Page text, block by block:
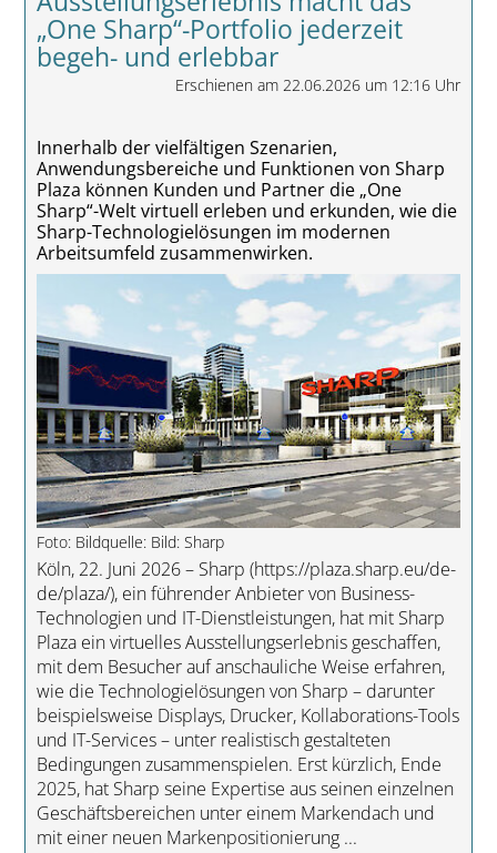
„One Sharp“-Portfolio jederzeit
begeh- und erlebbar
Erschienen am 22.06.2026 um 12:16 Uhr
Innerhalb der vielfältigen Szenarien,
Anwendungsbereiche und Funktionen von Sharp
Plaza können Kunden und Partner die „One
Sharp“-Welt virtuell erleben und erkunden, wie die
Sharp-Technologielösungen im modernen
Arbeitsumfeld zusammenwirken.
Foto: Bildquelle: Bild: Sharp
Köln, 22. Juni 2026 – Sharp (https://plaza.sharp.eu/de-
de/plaza/), ein führender Anbieter von Business-
Technologien und IT-Dienstleistungen, hat mit Sharp
Plaza ein virtuelles Ausstellungserlebnis geschaffen,
mit dem Besucher auf anschauliche Weise erfahren,
wie die Technologielösungen von Sharp – darunter
beispielsweise Displays, Drucker, Kollaborations-Tools
und IT-Services – unter realistisch gestalteten
Bedingungen zusammenspielen. Erst kürzlich, Ende
2025, hat Sharp seine Expertise aus seinen einzelnen
Geschäftsbereichen unter einem Markendach und
mit einer neuen Markenpositionierung ...